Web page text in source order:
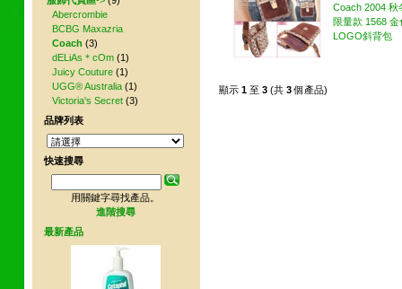
Coach 2004 秋
限量款 1568 金
LOGO斜背包
顯示 1 至 3 (共 3個產品)
Abercrombie
BCBG Maxazria
Coach (3)
dELiAs＊cOm (1)
Juicy Couture (1)
UGG® Australia (1)
Victoria's Secret (3)
品牌列表
快速搜尋
用關鍵字尋找產品。
進階搜尋
最新產品